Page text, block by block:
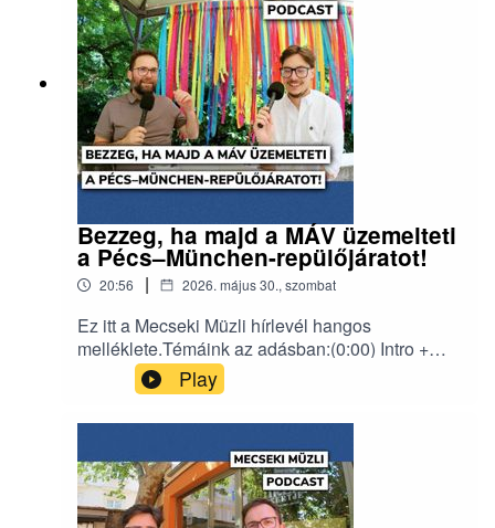
Bezzeg, ha majd a MÁV üzemelteti
a Pécs–München-repülőjáratot!
20:56 | 2026. május 30., szombat
Ez itt a Mecseki Müzli hírlevél hangos
melléklete.Témáink az adásban:(0:00) Intro +
Vége a hangvilláknak(1:15) Megszűnik a Pécs–
München járat :((8:00) Pécsies
államtitkárok(12:05) Olcsóbb lesz a közgyűlés?
Programajánló, szolgálati közleményErről a
hírlevélről
beszélgettünk:https://mecsekimuzli.com/242/
Play